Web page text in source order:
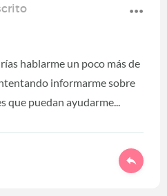
hablarme un poco más de
informarme sobre
puedan ayudarme...